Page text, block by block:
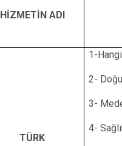
HİZMETİN ADI
TÜRK
1-
2-
3-
4-